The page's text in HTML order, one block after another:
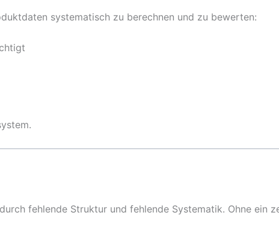
systematisch zu berechnen und zu bewerten:
fehlende Struktur und fehlende Systematik. Ohne ein